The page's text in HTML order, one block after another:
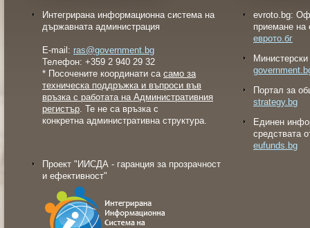
Интегрирана информационна система на
държавната администрация
E-mail: ras@government.bg
Телефон: +359 2 940 29 32
* Посочените координати са само за
техническа поддръжка и въпроси във
връзка с работата на Административния
регистър. Те не са връзка с
конкретна административна структура.
Проект "ИИСДА - гаранция за прозрачност
и ефективност"
evroto.bg:
приемане на
еврото.бг
Портал за
strategy.bg
Eдинен
средствата
eufunds.bg